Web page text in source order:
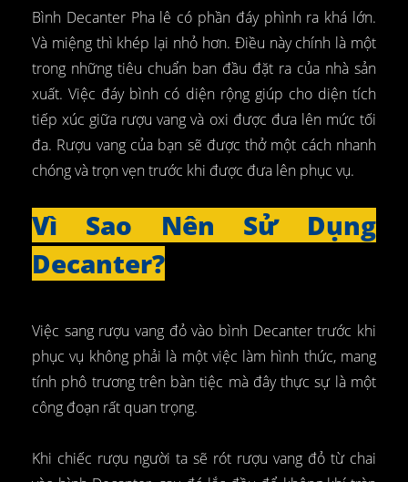
Bình Decanter Pha lê có phần đáy phình ra khá lớn.
Và miệng thì khép lại nhỏ hơn. Điều này chính là một
trong những tiêu chuẩn ban đầu đặt ra của nhà sản
xuất. Việc đáy bình có diện rộng giúp cho diện tích
tiếp xúc giữa rượu vang và oxi được đưa lên mức tối
đa. Rượu vang của bạn sẽ được thở một cách nhanh
chóng và trọn vẹn trước khi được đưa lên phục vụ.
Vì Sao Nên Sử Dụng
Decanter?
Việc sang rượu vang đỏ vào bình Decanter trước khi
phục vụ không phải là một việc làm hình thức, mang
tính phô trương trên bàn tiệc mà đây thực sự là một
công đoạn rất quan trọng.
Khi chiếc rượu người ta sẽ rót rượu vang đỏ từ chai